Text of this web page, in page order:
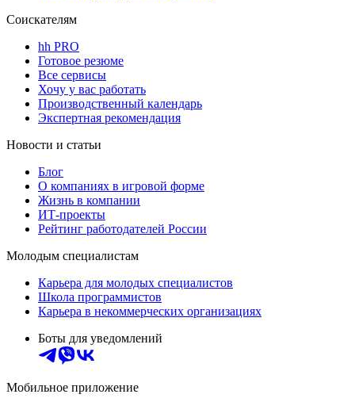
Соискателям
hh PRO
Готовое резюме
Все сервисы
Хочу у вас работать
Производственный календарь
Экспертная рекомендация
Новости и статьи
Блог
О компаниях в игровой форме
Жизнь в компании
ИТ-проекты
Рейтинг работодателей России
Молодым специалистам
Карьера для молодых специалистов
Школа программистов
Карьера в некоммерческих организациях
Боты для уведомлений
Мобильное приложение